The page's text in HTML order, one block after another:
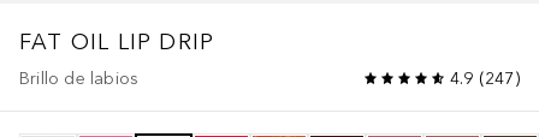
FAT OIL LIP DRIP
Brillo de labios 4.9 (247)